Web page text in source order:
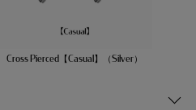
Cross Pierced【Casual】（Silver）